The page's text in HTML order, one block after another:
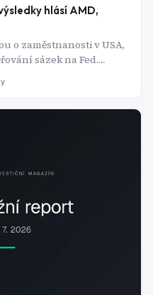
hlásí AMD,
o zaměstnanosti v USA,
sázek na Fed.
- AMD, Disney, Eli
ČNB.